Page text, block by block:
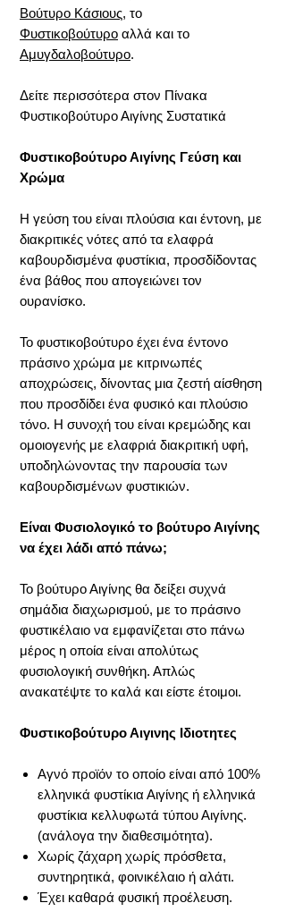
Βούτυρο Κάσιους, το
Φυστικοβούτυρο αλλά και το
Αμυγδαλοβούτυρο.
Δείτε περισσότερα στον Πίνακα
Φυστικοβούτυρο Αιγίνης Συστατικά
Φυστικοβούτυρο Αιγίνης Γεύση και
Χρώμα
Η γεύση του είναι πλούσια και έντονη, με
διακριτικές νότες από τα ελαφρά
καβουρδισμένα φυστίκια, προσδίδοντας
ένα βάθος που απογειώνει τον
ουρανίσκο.
Το φυστικοβούτυρο έχει ένα έντονο
πράσινο χρώμα με κιτρινωπές
αποχρώσεις, δίνοντας μια ζεστή αίσθηση
που προσδίδει ένα φυσικό και πλούσιο
τόνο. Η συνοχή του είναι κρεμώδης και
ομοιογενής με ελαφριά διακριτική υφή,
υποδηλώνοντας την παρουσία των
καβουρδισμένων φυστικιών.
Είναι Φυσιολογικό το βούτυρο Αιγίνης
να έχει λάδι από πάνω;
Το βούτυρο Αιγίνης θα δείξει συχνά
σημάδια διαχωρισμού, με το πράσινο
φυστικέλαιο να εμφανίζεται στο πάνω
μέρος η οποία είναι απολύτως
φυσιολογική συνθήκη. Απλώς
ανακατέψτε το καλά και είστε έτοιμοι.
Φυστικοβούτυρο Αιγινης Ιδιοτητες
Αγνό προϊόν το οποίο είναι από 100%
ελληνικά φυστίκια Αιγίνης ή ελληνικά
φυστίκια κελλυφωτά τύπου Αιγίνης.
(ανάλογα την διαθεσιμότητα).
Χωρίς ζάχαρη χωρίς πρόσθετα,
συντηρητικά, φοινικέλαιο ή αλάτι.
Έχει καθαρά φυσική προέλευση.